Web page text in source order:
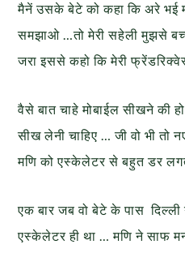
मैनें उसके बेटे को कहा कि अरे भई
समझाओ …तो मेरी सहेली मुझसे
जरा इससे कहो कि मेरी
वैसे बात चाहे मोबाईल सीखने की
सीख लेनी चाहिए … जी वो भी तो
मणि को एस्केलेटर से बहुत डर
एक बार जब वो बेटे के पास दिल्ली
एस्केलेटर ही था … मणि ने साफ